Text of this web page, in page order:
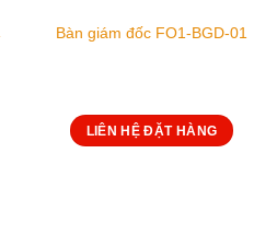
Bàn giám đốc FO1-BGD-01
LIÊN HỆ ĐẶT HÀNG